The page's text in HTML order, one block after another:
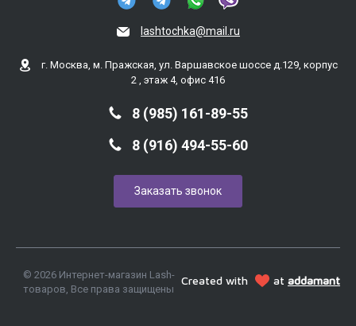
lashtochka@mail.ru
г. Москва, м. Пражская, ул. Варшавское шоссе д.129, корпус
2 , этаж 4, офис 416
8 (985) 161-89-55
8 (916) 494-55-60
Заказать звонок
© 2026 Интернет-магазин Lash-
товаров, Все права защищены
Created with at addamant